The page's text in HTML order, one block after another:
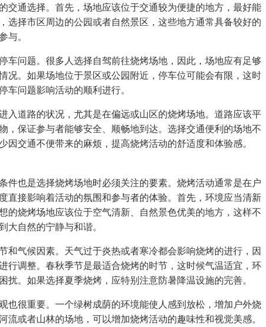
交通选择。首先，场地应该位于交通较为便捷的地方，最好能
选择市区周边的公园或者自然景区，这些地方通常具备较好的
与。
车问题。很多人选择自驾前往烧烤场地，因此，场地应有足够
况。如果场地位于景区或公园附近，停车位可能会有限，这时
车问题影响活动的顺利进行。
入道路的状况，尤其是在偏远或山区的烧烤场地。道路应该平
，保证参与者能够安全、顺畅地到达。选择交通便利的场地不
因交通不便带来的麻烦，提高烧烤活动的舒适度和体验感。
件也是选择烧烤场地时必须关注的要素。烧烤活动通常是在户
直接影响着活动的氛围和参与者的体验。首先，环境应当清新
的烧烤场地应该位于空气清新、自然景色优美的地方，这样不
大自然的宁静与和谐。
和气候因素。天气过于炎热或者寒冷都会影响烧烤的进行，因
行调整。春秋季节是最适合烧烤的时节，这时候气温适宜，环
扰。如果选择夏季烧烤，应特别注意防暑降温设施的完善。
也很重要。一个绿树成荫的环境能使人感到放松，增加户外烧
流或者山林的场地，可以增加烧烤活动的趣味性和视觉美感。